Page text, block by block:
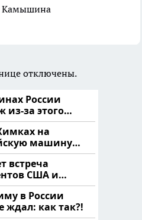
Камышина
отключены.
России
из-за этого
что купить?
на
машину
подожгли.
встреча
США и
в России
ждал: как так?!